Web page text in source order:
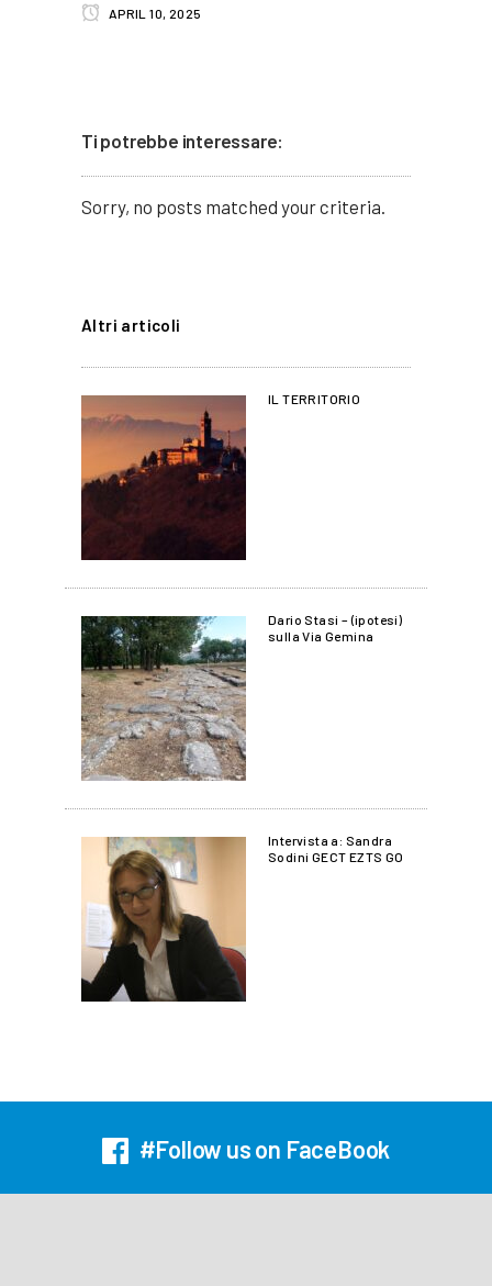
APRIL 10, 2025
Ti potrebbe interessare:
Sorry, no posts matched your criteria.
Altri articoli
IL TERRITORIO
Dario Stasi – (ipotesi)
sulla Via Gemina
Intervista a: Sandra
Sodini GECT EZTS GO
#Follow us on FaceBook